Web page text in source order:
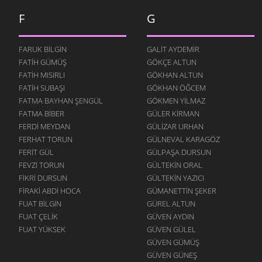
F
FARUK BILGIN
FATIH GÜMÜŞ
FATIH MISIRLI
FATIH SUBAŞI
FATMA BAYHAN ŞENGÜL
FATMA BIBER
FERDI MEYDAN
FERHAT TORUN
FERIT GÜL
FEVZI TORUN
FIKRI DURSUN
FIRAKI ABDI HOCA
FUAT BILGIN
FUAT ÇELIK
FUAT YÜKSEK
G
GALIT AYDEMIR
GÖKÇE ALTUN
GÖKHAN ALTUN
GÖKHAN ÖĞCEM
GÖKMEN YILMAZ
GÜLER KIRMAN
GÜLIZAR URHAN
GÜLNEVAL KARAGÖZ
GÜLPAŞA DURSUN
GÜLTEKIN ORAL
GÜLTEKIN YAZICI
GÜMANETTIN ŞEKER
GÜREL ALTUN
GÜVEN AYDIN
GÜVEN GÜLEL
GÜVEN GÜMÜŞ
GÜVEN GÜNEŞ